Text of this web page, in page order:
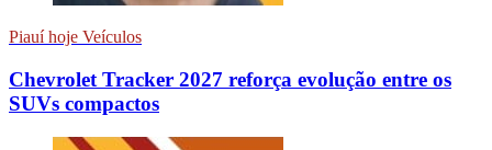
Piauí hoje Veículos
Chevrolet Tracker 2027 reforça evolução entre os
SUVs compactos